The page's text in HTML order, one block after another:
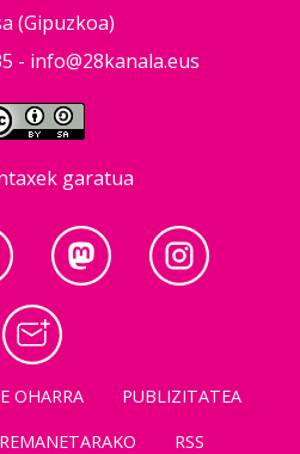
(Gipuzkoa)
- info@28kanala.eus
garatua
OHARRA
PUBLIZITATEA
RSS